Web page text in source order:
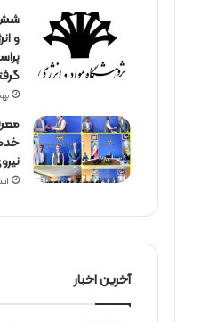
شش
و
بهمن
آخرین اخبار